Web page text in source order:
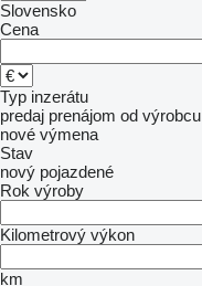
Slovensko
Cena
Typ inzerátu
predaj prenájom od výrobcu
nové výmena
Stav
nový pojazdené
Rok výroby
Kilometrový výkon
km